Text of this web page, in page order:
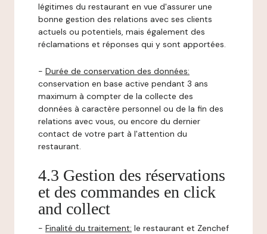
légitimes du restaurant en vue d'assurer une
bonne gestion des relations avec ses clients
actuels ou potentiels, mais également des
réclamations et réponses qui y sont apportées.
- Durée de conservation des données:
conservation en base active pendant 3 ans
maximum à compter de la collecte des
données à caractère personnel ou de la fin des
relations avec vous, ou encore du dernier
contact de votre part à l'attention du
restaurant.
4.3 Gestion des réservations
et des commandes en click
and collect
- Finalité du traitement: le restaurant et Zenchef